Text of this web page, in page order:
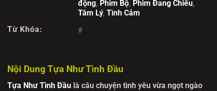
động, Phim Bộ, Phim Đang Chiếu,
Tâm Lý, Tình Cảm
Từ Khóa:
#
Nội Dung Tựa Như Tình Đầu
Tựa Như Tình Đầu là câu chuyện tình yêu vừa ngọt ngào